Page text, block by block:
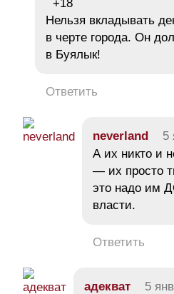
+18
Нельзя вкладывать
в черте города. Он
в Буялык!
Ответить
neverland 5
А их никто и
— их просто
это надо им
власти.
Ответить
адекват 5